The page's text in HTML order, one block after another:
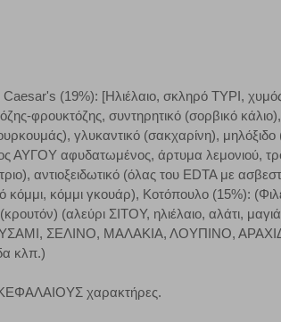
(19%): [Ηλιέλαιο, σκληρό ΤΥΡΙ,
φρουκτόζης, συντηρητικό (σορβικό
γλυκαντικό (σακχαρίνη),
ΑΥΓΟΥ αφυδατωμένος, άρτυμα λεμονιού,
αντιοξειδωτικό (όλας του EDTA με
κόμμι, κόμμι γκουάρ), Κοτόπουλο (15%):
(αλεύρι ΣΙΤΟΥ, ηλιέλαιο, αλάτι,
ΣΕΛΙΝΟ, ΜΑΛΑΚΙΑ, ΛΟΥΠΙΝΟ,
κλπ.)
ΚΕΦΑΛΑΙΟΥΣ χαρακτήρες.
στοχευμένες διαφημίσεις μας σε διαφορετικούς
μας, ώστε να μπορούμε να βελτιώσουμε την
και το χρόνο παραμονής του. Οι πληροφορίες
δεν θα γνωρίζουμε πότε έχετε επισκεφθεί
τη δυνατότητα να ρυθμίσετε το πρόγραμμα
του ιστότοπου να μη λειτουργούν.
Απόρριψη όλων